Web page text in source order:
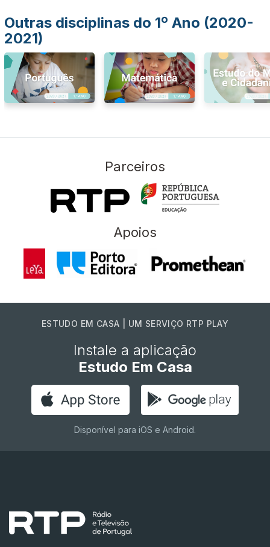
Outras disciplinas do 1º Ano (2020-
2021)
Parceiros
Apoios
ESTUDO EM CASA | UM SERVIÇO RTP PLAY
Instale a aplicação
Estudo Em Casa
Disponível para iOS e Android.